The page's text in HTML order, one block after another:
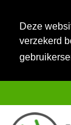
Deze
verzekerd